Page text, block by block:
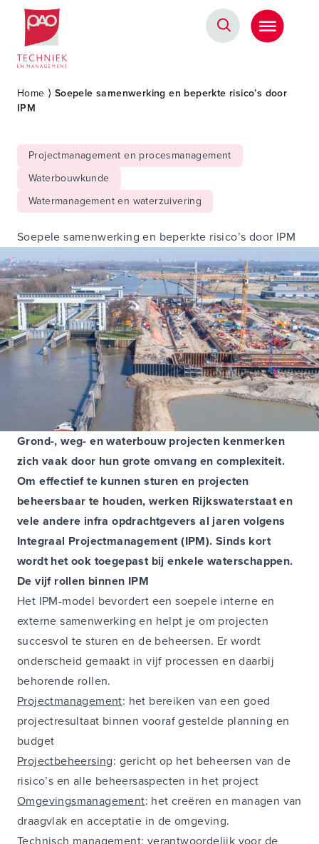
Postacademische cursussen, leergangen en opleidingen
Home ⟩ Soepele samenwerking en beperkte risico’s door
IPM
Projectmanagement en procesmanagement
Waterbouwkunde
Watermanagement en waterzuivering
Soepele samenwerking en beperkte risico’s door IPM
Grond-, weg- en waterbouw projecten kenmerken
zich vaak door hun grote omvang en complexiteit.
Om effectief te kunnen sturen en projecten
beheersbaar te houden, werken Rijkswaterstaat en
vele andere infra opdrachtgevers al jaren volgens
Integraal Projectmanagement (IPM). Sinds kort
wordt het ook toegepast bij enkele waterschappen.
De vijf rollen binnen IPM
Het IPM-model bevordert een soepele interne en
externe samenwerking en helpt je om projecten
succesvol te sturen en de beheersen. Er wordt
onderscheid gemaakt in vijf processen en daarbij
behorende rollen.
Projectmanagement: het bereiken van een goed
projectresultaat binnen vooraf gestelde planning en
budget
Projectbeheersing: gericht op het beheersen van de
risico’s en alle beheersaspecten in het project
Omgevingsmanagement: het creëren en managen van
draagvlak en acceptatie in de omgeving.